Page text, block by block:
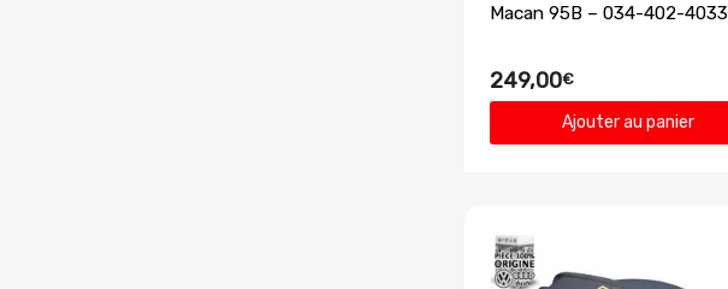
Macan 95B – 034-402-4033
249,00€
Ajouter au panier